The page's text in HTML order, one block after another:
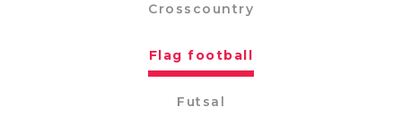
Crosscountry
Flag football
Futsal